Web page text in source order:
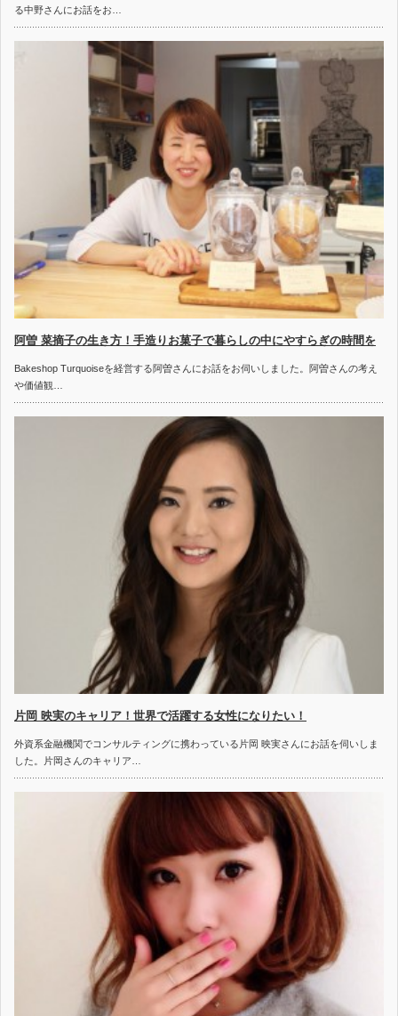
る中野さんにお話をお…
阿曽 菜摘子の生き方！手造りお菓子で暮らしの中にやすらぎの時間を
Bakeshop Turquoiseを経営する阿曽さんにお話をお伺いしました。阿曽さんの考え
や価値観…
片岡 映実のキャリア！世界で活躍する女性になりたい！
外資系金融機関でコンサルティングに携わっている片岡 映実さんにお話を伺いしま
した。片岡さんのキャリア…